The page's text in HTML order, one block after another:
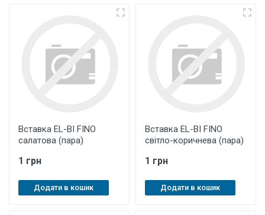
Вставка EL-BI FINO
салатова (пара)
1 грн
Додати в кошик
Вставка EL-BI FINO
світло-коричнева (пара)
1 грн
Додати в кошик